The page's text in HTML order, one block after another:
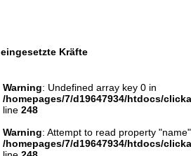
eingesetzte Kräfte
Warning: Undefined array key 0 in
/homepages/7/d19647934/htdocs/
line 248
Warning: Attempt to read property
/homepages/7/d19647934/htdocs/